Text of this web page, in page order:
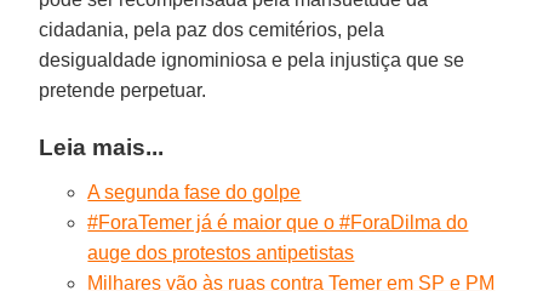
cidadania, pela paz dos cemitérios, pela
desigualdade ignominiosa e pela injustiça que se
pretende perpetuar.
Leia mais...
A segunda fase do golpe
#ForaTemer já é maior que o #ForaDilma do
auge dos protestos antipetistas
Milhares vão às ruas contra Temer em SP e PM